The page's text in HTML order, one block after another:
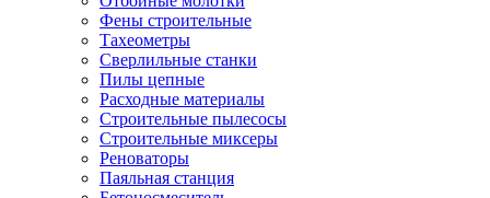
Фены строительные
Тахеометры
Сверлильные станки
Пилы цепные
Расходные материалы
Строительные пылесосы
Строительные миксеры
Реноваторы
Паяльная станция